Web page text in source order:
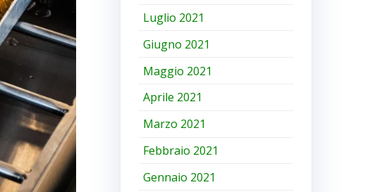
Luglio 2021
Giugno 2021
Maggio 2021
Aprile 2021
Marzo 2021
Febbraio 2021
Gennaio 2021